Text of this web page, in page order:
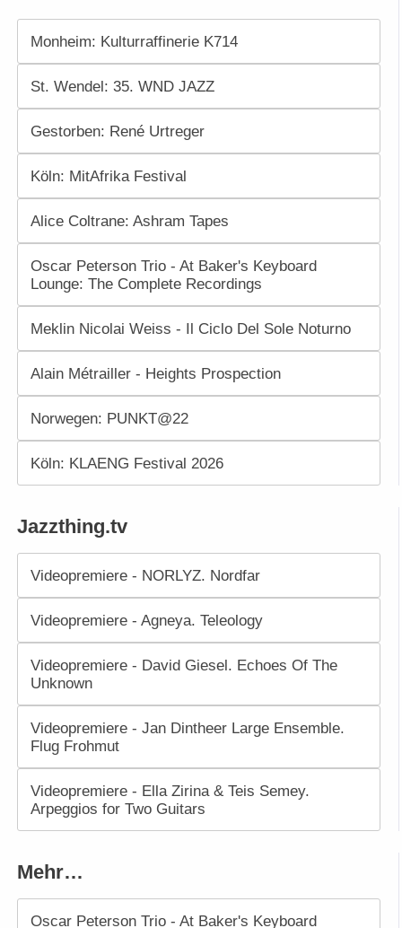
Monheim: Kulturraffinerie K714
St. Wendel: 35. WND JAZZ
Gestorben: René Urtreger
Köln: MitAfrika Festival
Alice Coltrane: Ashram Tapes
Oscar Peterson Trio - At Baker's Keyboard
Lounge: The Complete Recordings
Meklin Nicolai Weiss - Il Ciclo Del Sole Noturno
Alain Métrailler - Heights Prospection
Norwegen: PUNKT@22
Köln: KLAENG Festival 2026
Jazzthing.tv
Videopremiere - NORLYZ. Nordfar
Videopremiere - Agneya. Teleology
Videopremiere - David Giesel. Echoes Of The
Unknown
Videopremiere - Jan Dintheer Large Ensemble.
Flug Frohmut
Videopremiere - Ella Zirina & Teis Semey.
Arpeggios for Two Guitars
Mehr…
Oscar Peterson Trio - At Baker's Keyboard